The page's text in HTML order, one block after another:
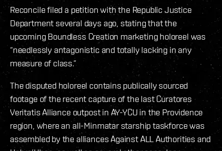
Reconcile filed a petition with the Republic Justice
Department several days ago, stating that the
upcoming Boundless Creation marketing holoreel was
“needlessly antagonistic and totally lacking in any
measure of class.”
The disputed holoreel contains publically sourced
footage of the recent capture of the last Curatores
Veritatis Alliance outpost in AY-YCU in the Providence
region, where an all-Minmatar starship taskforce was
assembled by the alliances Against ALL Authorities and